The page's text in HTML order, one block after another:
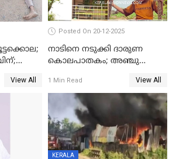
View All
Posted On 20-12-2025
നാടിനെ നടുക്കി ദാരുണ
കൊലപാതകം; അഞ്ചു
കഴുത്തുഞെരിച്ച് കൊന്നു
1 Min Read View All
KERALA